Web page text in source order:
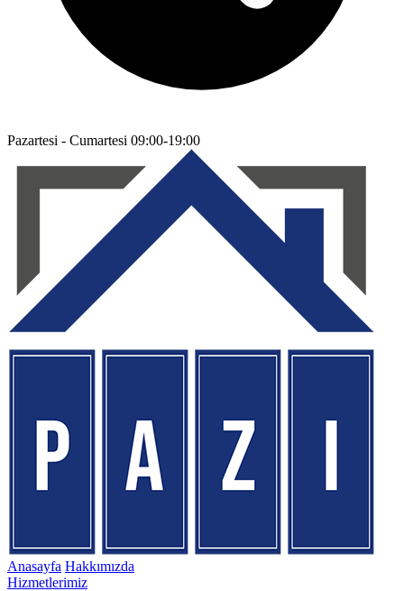
Pazartesi - Cumartesi 09:00-19:00
Anasayfa Hakkımızda
Hizmetlerimiz